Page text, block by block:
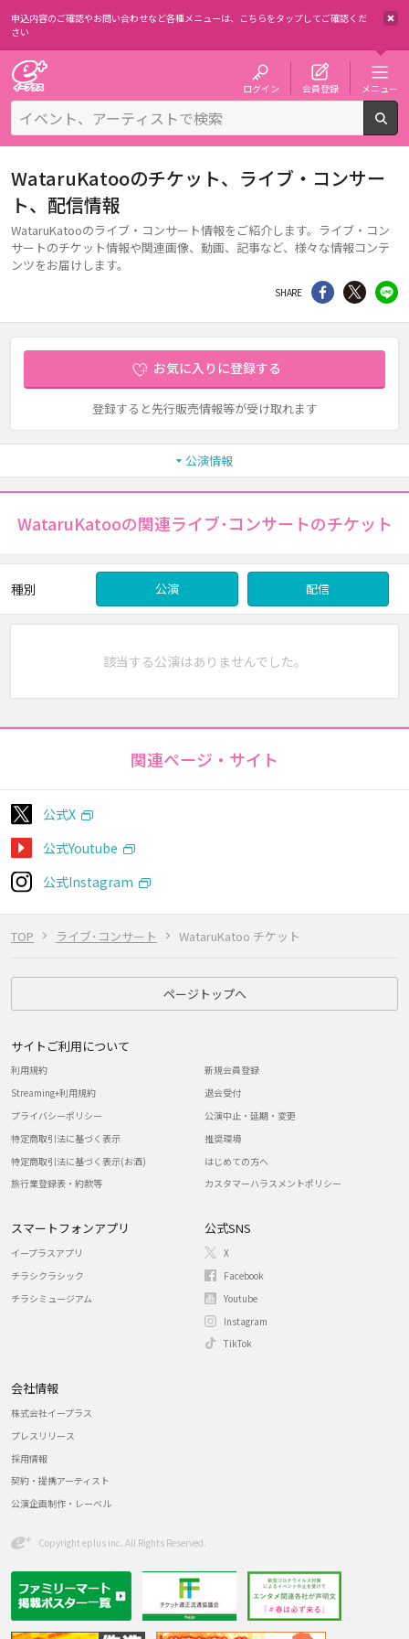
申込内容のご確認やお問い合わせなど各種メニューは、 こちらをタップしてご確認くだ
さい
ログイン 会員登録 メニュー
TOP ライブ･コンサート WataruKatoo チケット
WataruKatooのチケット、ライブ・コンサー
ト、配信情報
WataruKatooのライブ・コンサート情報をご紹介します。ライブ・コン
サートのチケット情報や関連画像、動画、記事など、様々な情報コンテ
ンツをお届けします。
SHARE シェア Twitter
お気に入りに登録する
登録すると先行販売情報等が受け取れます
公演情報
WataruKatooの関連ライブ･コンサートのチケット
種別 公演 配信
該当する公演はありませんでした。
関連ページ・サイト
公式X
公式Youtube
公式Instagram
ページトップへ
サイトご利用について
利用規約
Streaming+利用規約
プライバシーポリシー
特定商取引法に基づく表示
特定商取引法に基づく表示(お酒)
旅行業登録表・約款等
新規会員登録
退会受付
公演中止・延期・変更
推奨環境
はじめての方へ
カスタマーハラスメントポリシー
スマートフォンアプリ
イープラスアプリ
チラシクラシック
チラシミュージアム
公式SNS
X
Facebook
Youtube
Instagram
TikTok
会社情報
株式会社イープラス
プレスリリース
採用情報
契約・提携アーティスト
公演企画制作・レーベル
Copyright eplus inc. All Rights Reserved.